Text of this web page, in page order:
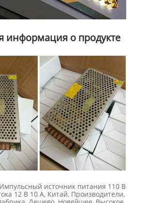
информация о продукте
источник питания 110 В
12 В 10 А, Китай, Производители,